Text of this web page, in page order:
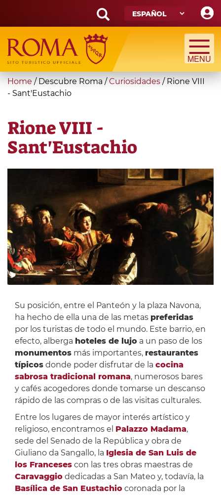
main
content
Search
form
Búsqueda
You
are
Home / Descubre Roma /Curiosidades / Rione VIII
- Sant'Eustachio
Rione VIII -
Sant'Eustachio
Su posición, entre el Panteón y la plaza Navona,
ha hecho de ella una de las metas preferidas
por los turistas de todo el mundo. Este barrio, en
efecto, alberga hoteles de lujoa un paso de los
monumentosmás importantes, restaurantes
típicosdonde poder disfrutar de la cocina
sabrosa tradicional romana, numerosos bares
y cafés acogedores donde tomarse un descanso
rápido de las compras o de las visitas culturales.
Entre los lugares de mayor interés artístico y
religioso, encontramos el Palazzo Madama,
sede del Senado de la República y obra de
Giuliano da Sangallo, la Iglesia de San Luis de
los Francesescon las tres obras maestras de
Caravaggiodedicadas a San Mateo y, todavía, la
Basílica de San Eustachiocoronada por la